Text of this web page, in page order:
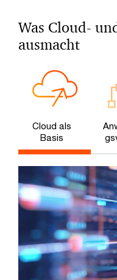
Was Cloud-
ausmacht
Cloud als
Basis